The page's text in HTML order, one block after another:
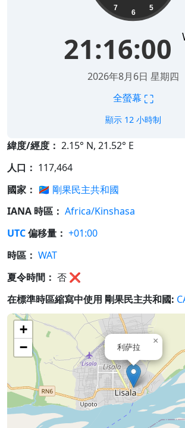
5
6
7
21:16:00
2026年8月6日 星期四
全螢幕 ⛶
顯示 12 小時制
緯度/經度： 2.15° N, 21.52° E
人口： 117,464
國家： 🇨🇩 剛果民主共和國
IANA 時區： Africa/Kinshasa
UTC偏移量： +01:00
時區： WAT
夏令時間： 否 ❌
在標準時區縮寫中使用 剛果民主共和國:
利萨拉
×
+
−